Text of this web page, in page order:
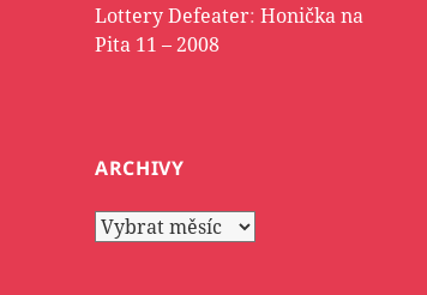
Lottery Defeater:Honička na
Pita 11 – 2008
ARCHIVY
Archivy